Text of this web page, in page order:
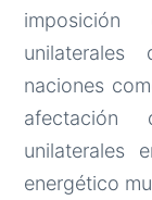
unilaterales
naciones
afectación
unilaterales
energético